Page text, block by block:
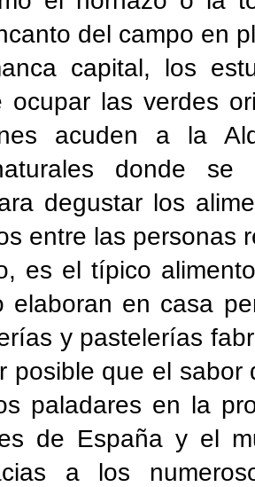
del campo en
capital, los
ocupar las verdes
acuden a la
donde se
degustar los
entre las personas
es el típico
elaboran en casa
y pastelerías
posible que el sabor
paladares en la
de España y el
a los